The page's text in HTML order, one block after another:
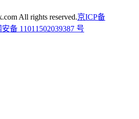
All rights reserved.京ICP备
备 11011502039387 号